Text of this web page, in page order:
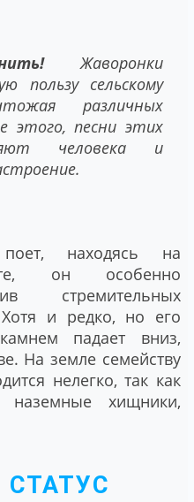
Жаворонки
пользу сельскому
различных
этого, песни этих
человека и
находясь на
он особенно
стремительных
и редко, но его
падает вниз,
На земле семейству
нелегко, так как
наземные хищники,